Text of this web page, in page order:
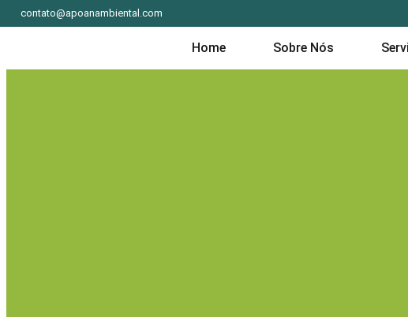
contato@apoanambiental.com
Home Sobre Nós